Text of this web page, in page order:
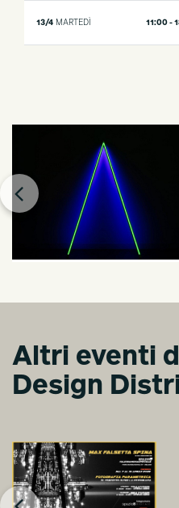
13/4 MARTEDÌ 11:00 -
Altri eventi
Design